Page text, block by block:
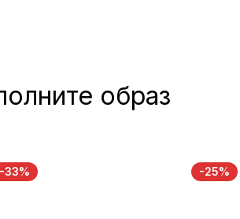
образ
-33% -25%